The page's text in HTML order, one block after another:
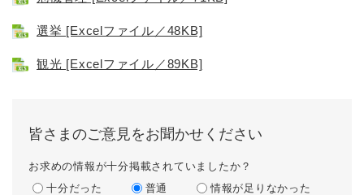
選挙 [Excelファイル／48KB]
観光 [Excelファイル／89KB]
皆さまのご意見をお聞かせください
お求めの情報が十分掲載されていましたか？
十分だった
普通 情報が足りなかった